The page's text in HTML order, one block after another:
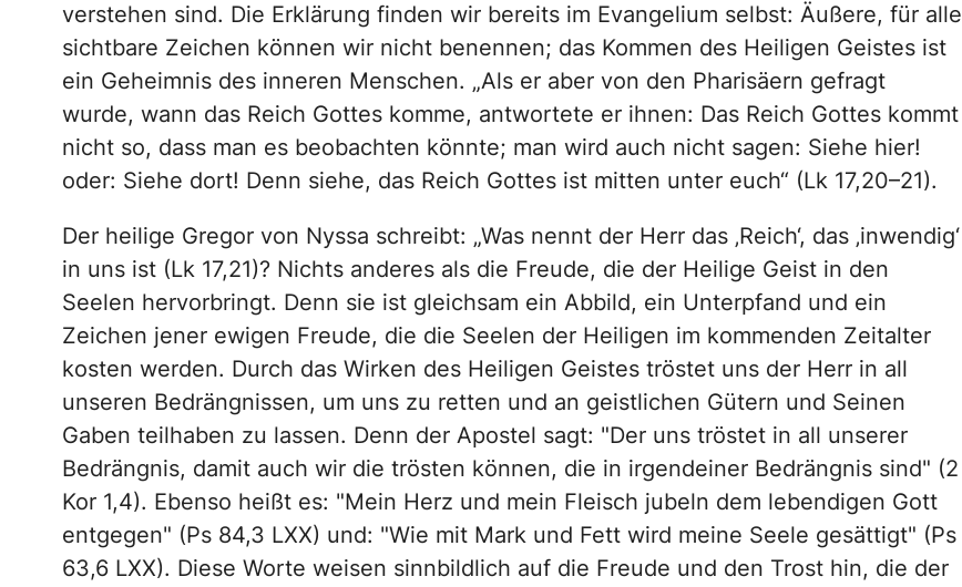
verstehen sind. Die Erklärung finden wir bereits im Evangelium selbst: Äußere, für alle
sichtbare Zeichen können wir nicht benennen; das Kommen des Heiligen Geistes ist
ein Geheimnis des inneren Menschen. „Als er aber von den Pharisäern gefragt
wurde, wann das Reich Gottes komme, antwortete er ihnen: Das Reich Gottes kommt
nicht so, dass man es beobachten könnte; man wird auch nicht sagen: Siehe hier!
oder: Siehe dort! Denn siehe, das Reich Gottes ist mitten unter euch“ (Lk 17,20–21).
Der heilige Gregor von Nyssa schreibt: „Was nennt der Herr das ‚Reich‘, das ‚inwendig‘
in uns ist (Lk 17,21)? Nichts anderes als die Freude, die der Heilige Geist in den
Seelen hervorbringt. Denn sie ist gleichsam ein Abbild, ein Unterpfand und ein
Zeichen jener ewigen Freude, die die Seelen der Heiligen im kommenden Zeitalter
kosten werden. Durch das Wirken des Heiligen Geistes tröstet uns der Herr in all
unseren Bedrängnissen, um uns zu retten und an geistlichen Gütern und Seinen
Gaben teilhaben zu lassen. Denn der Apostel sagt: "Der uns tröstet in all unserer
Bedrängnis, damit auch wir die trösten können, die in irgendeiner Bedrängnis sind" (2
Kor 1,4). Ebenso heißt es: "Mein Herz und mein Fleisch jubeln dem lebendigen Gott
entgegen" (Ps 84,3 LXX) und: "Wie mit Mark und Fett wird meine Seele gesättigt" (Ps
63,6 LXX). Diese Worte weisen sinnbildlich auf die Freude und den Trost hin, die der